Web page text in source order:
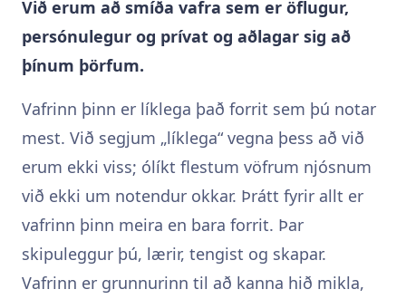
Við erum að smíða vafra sem er öflugur,
persónulegur og prívat og aðlagar sig að
þínum þörfum.
Vafrinn þinn er líklega það forrit sem þú notar
mest. Við segjum „líklega“ vegna þess að við
erum ekki viss; ólíkt flestum vöfrum njósnum
við ekki um notendur okkar. Þrátt fyrir allt er
vafrinn þinn meira en bara forrit. Þar
skipuleggur þú, lærir, tengist og skapar.
Vafrinn er grunnurinn til að kanna hið mikla,